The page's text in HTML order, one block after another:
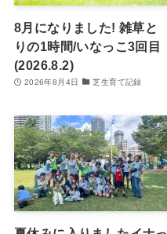
8月になりました! 雑草と
りの1時間/いなっこ3回目
(2026.8.2)
2026年8月4日 芝生育て記録